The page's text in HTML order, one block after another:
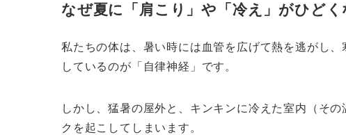
なぜ夏に「肩こり」や「冷え」がひどく
私たちの体は、暑い時には血管を広げて熱を逃がし
しているのが「自律神経」です。
しかし、猛暑の屋外と、キンキンに冷えた室内（そ
クを起こしてしまいます。